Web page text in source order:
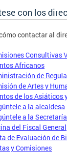
con los
contactar al
Consultivas
Africanos
de
de Artes y
de los Asiáticos
a la alcaldesa
a la Secretaría
del Fiscal General
de Evaluación de
y Comisiones